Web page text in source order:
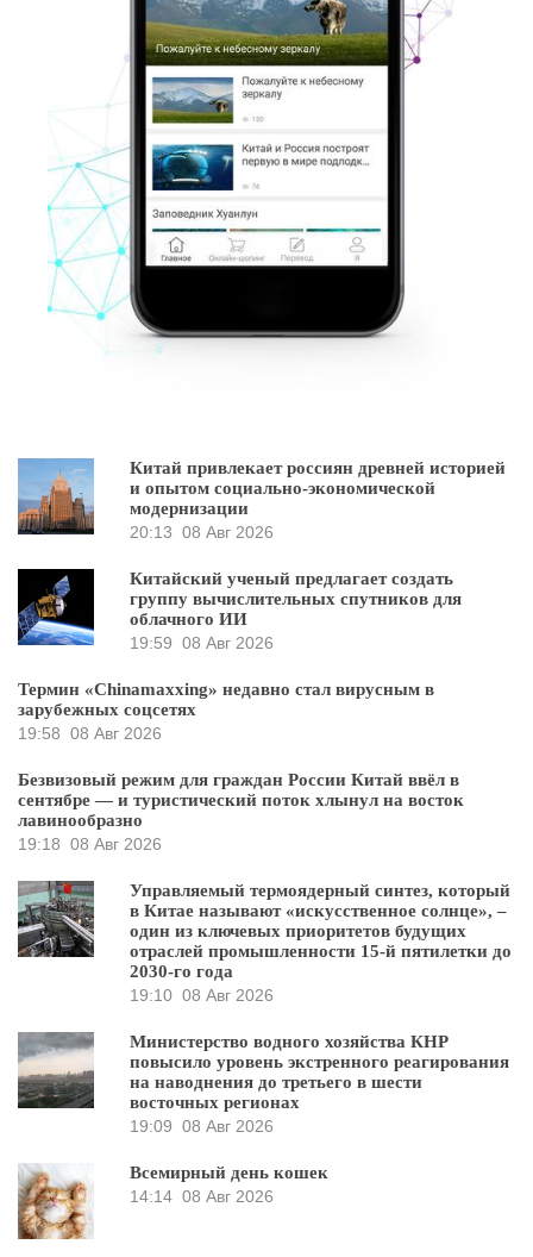
Китай привлекает россиян древней историей
и опытом социально-экономической
модернизации
20:13 08 Авг 2026
Китайский ученый предлагает создать
группу вычислительных спутников для
облачного ИИ
19:59 08 Авг 2026
Термин «Chinamaxxing» недавно стал вирусным в
зарубежных соцсетях
19:58 08 Авг 2026
Безвизовый режим для граждан России Китай ввёл в
сентябре — и туристический поток хлынул на восток
лавинообразно
19:18 08 Авг 2026
Управляемый термоядерный синтез, который
в Китае называют «искусственное солнце», –
один из ключевых приоритетов будущих
отраслей промышленности 15-й пятилетки до
2030-го года
19:10 08 Авг 2026
Министерство водного хозяйства КНР
повысило уровень экстренного реагирования
на наводнения до третьего в шести
восточных регионах
19:09 08 Авг 2026
Всемирный день кошек
14:14 08 Авг 2026